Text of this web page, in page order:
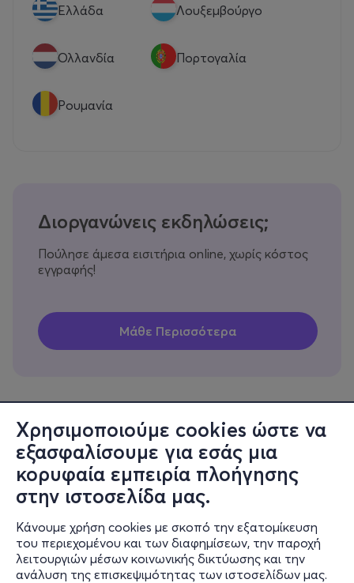
Χρησιμοποιούμε cookies ώστε να
εξασφαλίσουμε για εσάς μια
κορυφαία εμπειρία πλοήγησης
στην ιστοσελίδα μας.
Κάνουμε χρήση cookies με σκοπό την εξατομίκευση
του περιεχομένου και των διαφημίσεων, την παροχή
λειτουργιών μέσων κοινωνικής δικτύωσης και την
ανάλυση της επισκεψιμότητας των ιστοσελίδων μας.
Eλλάδα Λουξεμβούργο
Ολλανδία Πορτογαλία
Ρουμανία
Διοργανώνεις εκδηλώσεις;
Πούλησε άμεσα εισιτήρια online, χωρίς κόστος
εγγραφής!
Πληροφορίες
Υποστήριξη
Stay Connected